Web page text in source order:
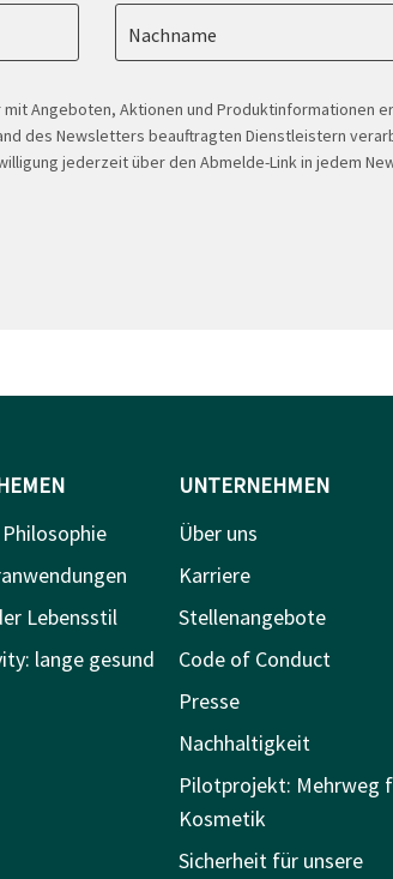
Nachname
Angeboten, Aktionen und Produktinformationen
des Newsletters beauftragten Dienstleistern
jederzeit über den Abmelde-Link in jedem
Lebensstil
lange gesund
UNTERNEHMEN
Über uns
Karriere
Stellenangebote
Code of Conduct
Presse
Nachhaltigkeit
Pilotprojekt: Mehrweg
Kosmetik
Sicherheit für unsere